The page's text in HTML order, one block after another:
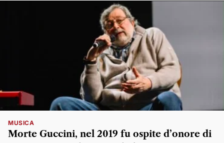
MUSICA
Morte Guccini, nel 2019 fu ospite d’onore di